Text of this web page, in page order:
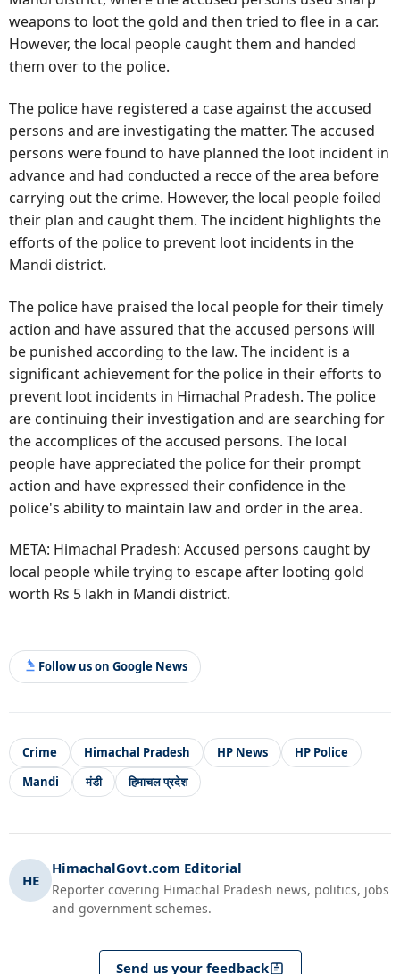
weapons to loot the gold and then tried to flee in a car.
However, the local people caught them and handed
them over to the police.
The police have registered a case against the accused
persons and are investigating the matter. The accused
persons were found to have planned the loot incident in
advance and had conducted a recce of the area before
carrying out the crime. However, the local people foiled
their plan and caught them. The incident highlights the
efforts of the police to prevent loot incidents in the
Mandi district.
The police have praised the local people for their timely
action and have assured that the accused persons will
be punished according to the law. The incident is a
significant achievement for the police in their efforts to
prevent loot incidents in Himachal Pradesh. The police
are continuing their investigation and are searching for
the accomplices of the accused persons. The local
people have appreciated the police for their prompt
action and have expressed their confidence in the
police's ability to maintain law and order in the area.
META: Himachal Pradesh: Accused persons caught by
local people while trying to escape after looting gold
worth Rs 5 lakh in Mandi district.
Follow us on Google News
Crime Himachal Pradesh HP News
HP Police
Mandi
मंडी हिमाचल प्रदेश
HE
HimachalGovt.com Editorial
Reporter covering Himachal Pradesh news, politics, jobs
and government schemes.
Send us your feedback